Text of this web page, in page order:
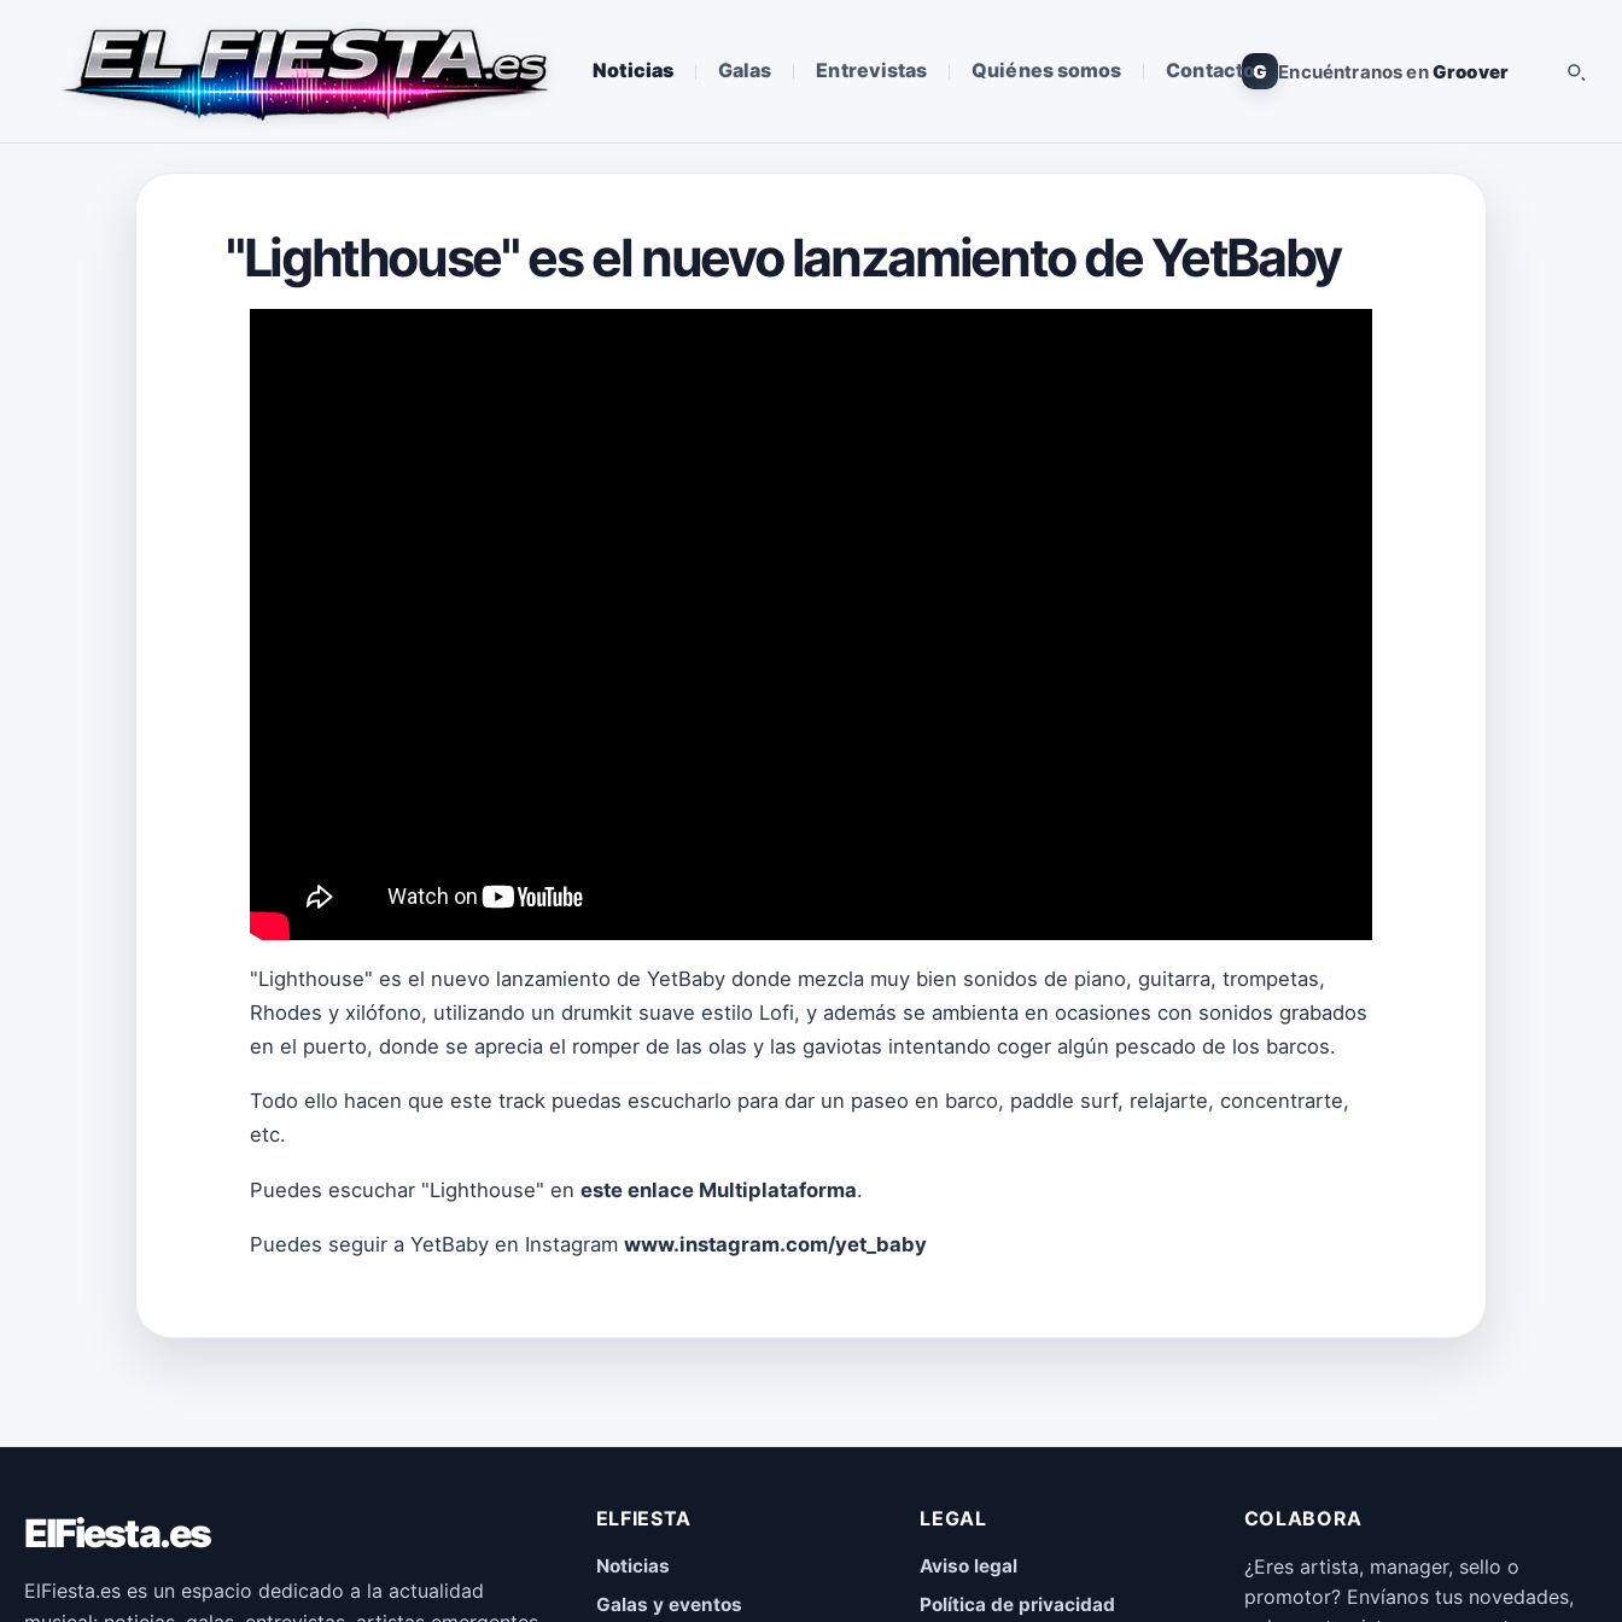
Noticias Galas Entrevistas Quiénes somos ContactoG Encuéntranos enGroover
"Lighthouse" es el nuevo lanzamiento de YetBaby
"Lighthouse" es el nuevo lanzamiento de YetBaby donde mezcla muy bien sonidos de piano, guitarra, trompetas,
Rhodes y xilófono, utilizando un drumkit suave estilo Lofi, y además se ambienta en ocasiones con sonidos grabados
en el puerto, donde se aprecia el romper de las olas y las gaviotas intentando coger algún pescado de los barcos.
Todo ello hacen que este track puedas escucharlo para dar un paseo en barco, paddle surf, relajarte, concentrarte,
etc.
Puedes escuchar "Lighthouse" en este enlace Multiplataforma.
Puedes seguir a YetBaby en Instagram www.instagram.com/yet_baby
ElFiesta.es
ElFiesta.es es un espacio dedicado a la actualidad
ELFIESTA
Noticias
Galas y eventos
LEGAL
Aviso legal
Política de privacidad
COLABORA
¿Eres artista, manager, sello o
promotor? Envíanos tus novedades,